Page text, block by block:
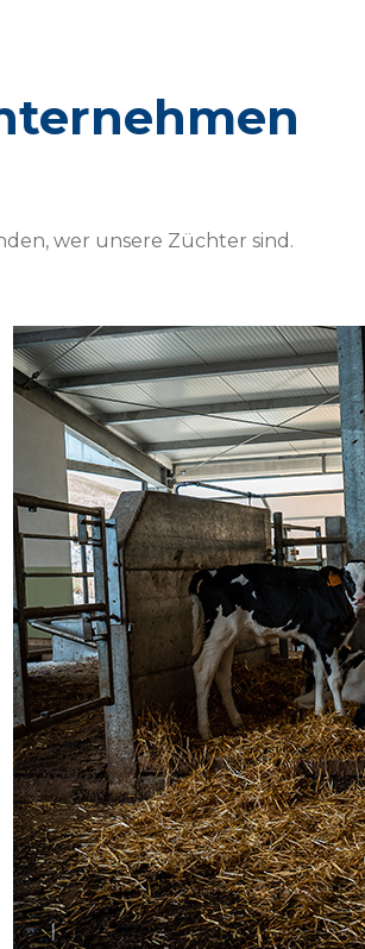
wer unsere Züchter sind.